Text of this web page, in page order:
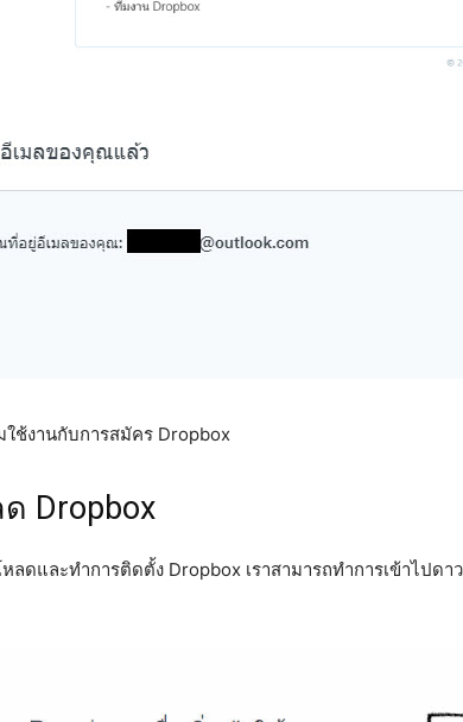
ใช้งานกับการสมัคร Dropbox
Dropbox
ลดและทำการติดตั้ง Dropbox เราสามารถทำการเข้าไปด